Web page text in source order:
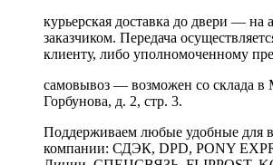
курьерская доставка до двери — на
заказчиком. Передача
клиенту, либо уполномоченному
самовывоз — возможен со склада в
Горбунова, д. 2, стр. 3.
Поддерживаем любые удобные для
компании: СДЭК, DPD, PONY